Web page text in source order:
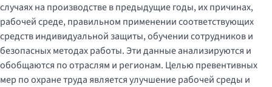
случаях на производстве в предыдущие годы, их причинах,
рабочей среде, правильном применении соответствующих
средств индивидуальной защиты, обучении сотрудников и
безопасных методах работы. Эти данные анализируются и
обобщаются по отраслям и регионам. Целью превентивных
мер по охране труда является улучшение рабочей среды и